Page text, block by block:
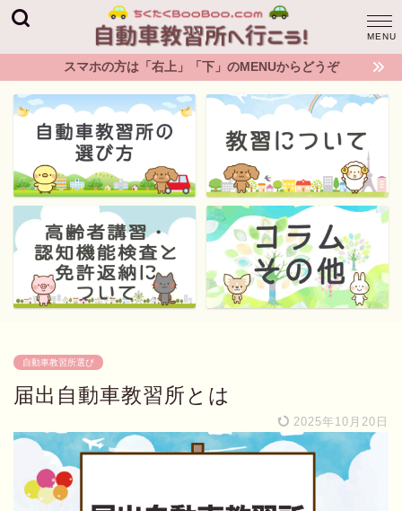
スマホの方は「右上」「下」のMENUからどうぞ
自動車教習所選び
届出自動車教習所とは
2025年10月20日